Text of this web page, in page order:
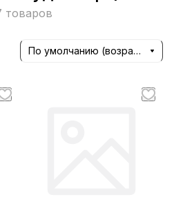
товаров
По умолчанию (возрастание)